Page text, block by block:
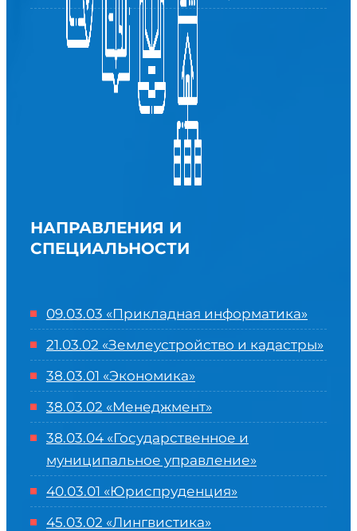
НАПРАВЛЕНИЯ И
СПЕЦИАЛЬНОСТИ
09.03.03 «Прикладная информатика»
21.03.02 «Землеустройство и кадастры»
38.03.01 «Экономика»
38.03.02 «Менеджмент»
38.03.04 «Государственное и
муниципальное управление»
40.03.01 «Юриспруденция»
45.03.02 «Лингвистика»